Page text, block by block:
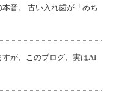
音。 古い入れ歯が「めち
が、このブログ、実はAI